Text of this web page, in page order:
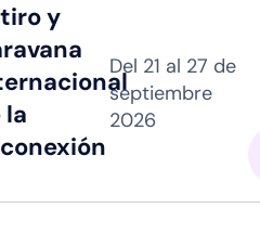
y
la
Del 21 al 27 de
septiembre
2026